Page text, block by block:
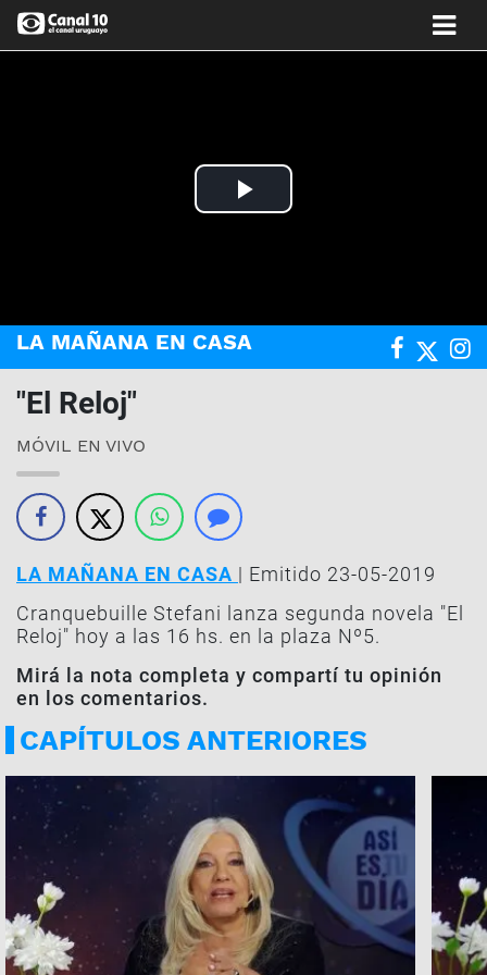
Play
LA MAÑANA EN CASA
"El Reloj"
MÓVIL EN VIVO
LA MAÑANA EN CASA | Emitido 23-05-2019
Cranquebuille Stefani lanza segunda novela "El
Reloj" hoy a las 16 hs. en la plaza Nº5.
Mirá la nota completa y compartí tu opinión
en los comentarios.
CAPÍTULOS ANTERIORES